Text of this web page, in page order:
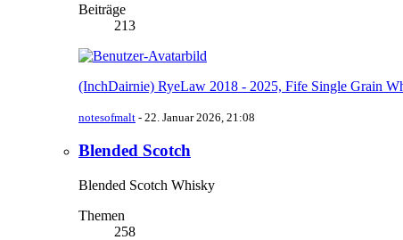
Beiträge
213
(InchDairnie) RyeLaw 2018 - 2025, Fife Single Grain
notesofmalt - 22. Januar 2026, 21:08
Blended Scotch
Blended Scotch Whisky
Themen
258